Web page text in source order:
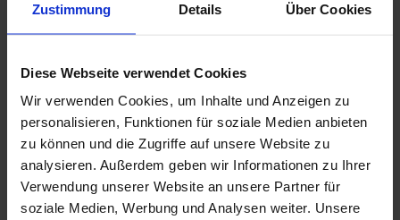
Zustimmung Details Über Cookies
Diese Webseite verwendet Cookies
Wir verwenden Cookies, um Inhalte und Anzeigen zu
personalisieren, Funktionen für soziale Medien anbieten
zu können und die Zugriffe auf unsere Website zu
analysieren. Außerdem geben wir Informationen zu Ihrer
Verwendung unserer Website an unsere Partner für
soziale Medien, Werbung und Analysen weiter. Unsere
Weitere Serien von Sant Agostino
Fliesenkleber
Showroom Showroom